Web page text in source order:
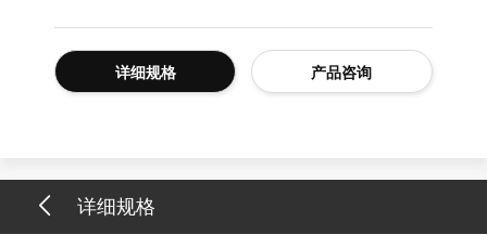
详细规格 产品咨询
详细规格